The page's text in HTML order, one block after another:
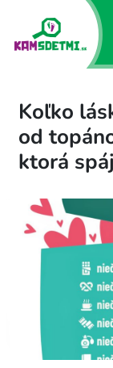
Koľko
od
ktorá